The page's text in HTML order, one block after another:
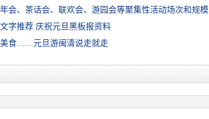
会、茶话会、联欢会、游园会等聚集性活动场次和规模
字推荐 庆祝元旦黑板报资料
美食……元旦游闽清说走就走